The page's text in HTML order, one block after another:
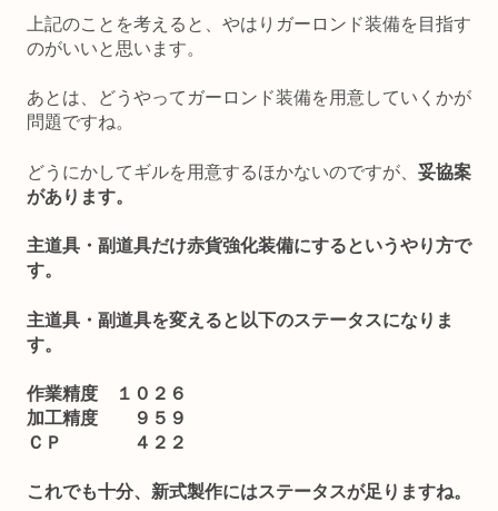
上記のことを考えると、やはりガーロンド装備を目指す
のがいいと思います。
あとは、どうやってガーロンド装備を用意していくかが
問題ですね。
どうにかしてギルを用意するほかないのですが、 妥協案
があります。
主道具・副道具だけ赤貨強化装備にするというやり方で
す。
主道具・副道具を変えると以下のステータスになりま
す。
作業精度 １０２６
加工精度 ９５９
ＣＰ ４２２
これでも十分、新式製作にはステータスが足りますね。